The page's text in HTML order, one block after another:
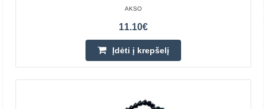
Kabelinė raištelis 2.5x100 mm - baltas - 100 vnt
100 baltų kabelių raištelių, kurių matmenys 2,5 x 100 mm,
rinkinys, skirtas kabeliams ir mažiems laidų pluoštams
AKSO
11.10€
Įdėti į krepšelį